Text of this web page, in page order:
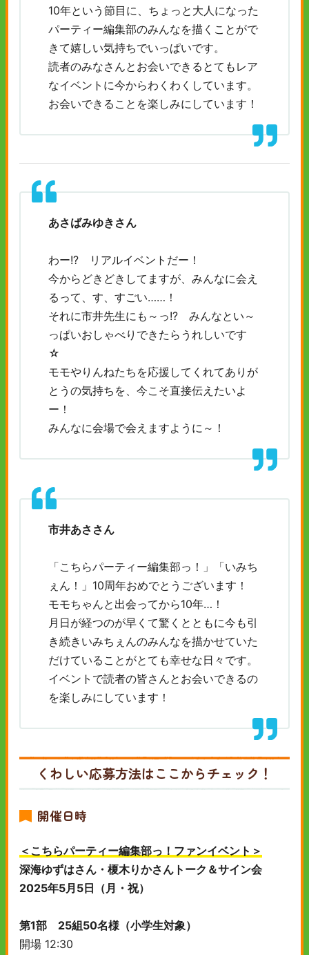
10年という節目に、ちょっと大人になった
パーティー編集部のみんなを描くことがで
きて嬉しい気持ちでいっぱいです。
読者のみなさんとお会いできるとてもレア
なイベントに今からわくわくしています。
お会いできることを楽しみにしています！
あさばみゆきさん
わー!? リアルイベントだー！
今からどきどきしてますが、みんなに会え
るって、す、すごい……！
それに市井先生にも～っ!? みんなとい～
っぱいおしゃべりできたらうれしいです
☆
モモやりんねたちを応援してくれてありが
とうの気持ちを、今こそ直接伝えたいよ
ー！
みんなに会場で会えますように～！
市井あささん
「こちらパーティー編集部っ！」「いみち
ぇん！」10周年おめでとうございます！
モモちゃんと出会ってから10年…！
月日が経つのが早くて驚くとともに今も引
き続きいみちぇんのみんなを描かせていた
だけていることがとても幸せな日々です。
イベントで読者の皆さんとお会いできるの
を楽しみにしています！
くわしい応募方法はここからチェック！
開催日時
＜こちらパーティー編集部っ！ファンイベント＞
深海ゆずはさん・榎木りかさんトーク＆サイン会
2025年5月5日（月・祝）
第1部 25組50名様（小学生対象）
開場 12:30